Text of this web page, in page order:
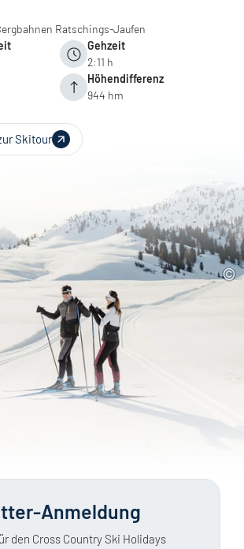
Ratschings-Jaufen
Gehzeit
2:11 h
Höhendifferenz
944 hm
Skitour
Anmeldung
den Cross Country Ski Holidays